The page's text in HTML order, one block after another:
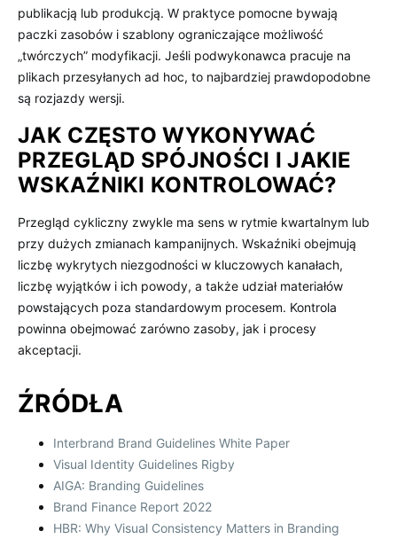
publikacją lub produkcją. W praktyce pomocne bywają
paczki zasobów i szablony ograniczające możliwość
„twórczych” modyfikacji. Jeśli podwykonawca pracuje na
plikach przesyłanych ad hoc, to najbardziej prawdopodobne
są rozjazdy wersji.
JAK CZĘSTO WYKONYWAĆ
PRZEGLĄD SPÓJNOŚCI I JAKIE
WSKAŹNIKI KONTROLOWAĆ?
Przegląd cykliczny zwykle ma sens w rytmie kwartalnym lub
przy dużych zmianach kampanijnych. Wskaźniki obejmują
liczbę wykrytych niezgodności w kluczowych kanałach,
liczbę wyjątków i ich powody, a także udział materiałów
powstających poza standardowym procesem. Kontrola
powinna obejmować zarówno zasoby, jak i procesy
akceptacji.
ŹRÓDŁA
Interbrand Brand Guidelines White Paper
Visual Identity Guidelines Rigby
AIGA: Branding Guidelines
Brand Finance Report 2022
HBR: Why Visual Consistency Matters in Branding